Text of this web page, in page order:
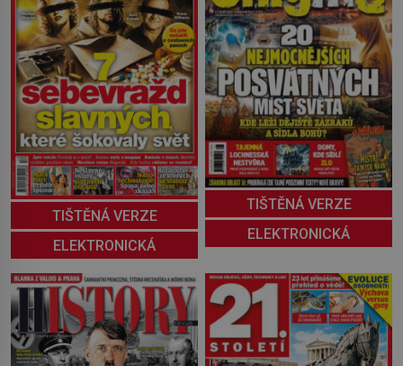
TIŠTĚNÁ VERZE
ELEKTRONICKÁ
TIŠTĚNÁ VERZE
ELEKTRONICKÁ